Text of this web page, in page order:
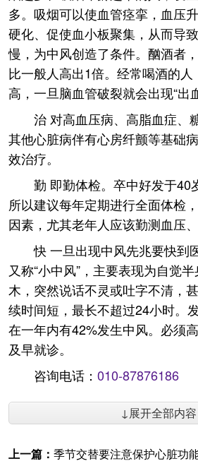
多。吸烟可以使血管痉挛，血压
硬化、促使血小板聚集，从而导
慢，为中风创造了条件。酗酒者
比一般人高出1倍。经常喝酒的
高，一旦脑血管破裂就会出现“出
治 对高血压病、高脂血症、
其他心脏病伴有心房纤颤等基础
效治疗。
勤 即勤体检。卒中好发于40
所以建议每年定期进行全面体检
因素，尤其老年人应该勤测血压
快 一旦出现中风先兆要快到
又称“小中风”，主要表现为自觉
木，突然说话不灵或吐字不清，
续时间短，最长不超过24小时。
在一年内有42%发生中风。必须高
及早就诊。
咨询电话： 010-87876186
↓展开全部内容
上一篇： 季节交替要注意保护心脏功